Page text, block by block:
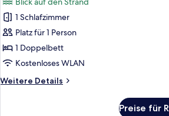
für
Doppelzimmer
zur
Einzelnutzung,
Balkon
1 Schlafzimmer
Platz für 1 Person
1 Doppelbett
Kostenloses WLAN
Weitere Details
Weitere
Preise für